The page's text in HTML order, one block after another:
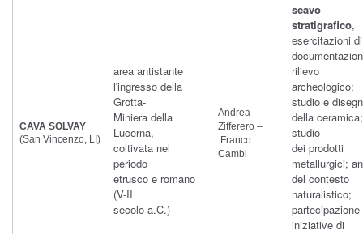
CAVA SOLVAY
(San Vincenzo, LI)
area antistante
l'ingresso della
Grotta-
Miniera della
Lucerna,
coltivata nel
periodo
etrusco e romano
(V-II
secolo a.C.)
Andrea
Zifferero –
Franco
Cambi
scavo
stratigrafico,
esercitazioni di
rilievo
archeologico;
studio e
della ceramica;
studio
dei prodotti
metallurgici;
del contesto
naturalistico;
partecipazione
iniziative di